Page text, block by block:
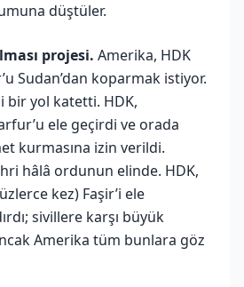
düştüler.
projesi. Amerika, HDK
Sudan’dan koparmak istiyor.
bir yol katetti. HDK,
ele geçirdi ve orada
kurmasına izin verildi.
hâlâ ordunun elinde. HDK,
kez) Faşir’i ele
sivillere karşı büyük
Amerika tüm bunlara göz